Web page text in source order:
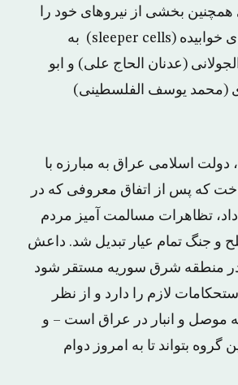
همچنین بخشی از نیروهای خود را
در قالب سلول های خوابیده (sleeper cells) به
(عدنان الحاج علی) و ابو
(محمد یوسف الفلسطینی)
دولت اسلامی عراق به مبارزه با
که پس از اتفاق معروفی که در
تظاهرات مسالمت آمیز مردم
و جنگ تمام عیار تبدیل شد. داعش
منطقه شرق سوریه مستقر شود
لازم را دارد و از نظر
موصل و انبار در عراق است – و
بتواند تا به امروز دوام